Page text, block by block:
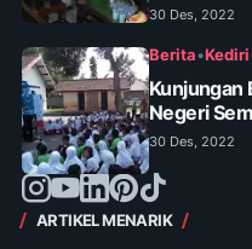
30 Des, 2022
Berita•Kediri
Kunjungan
Negeri
30 Des, 2022
ARTIKEL MENARIK